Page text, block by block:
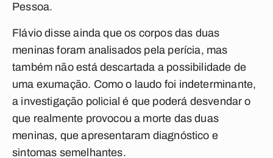
Pessoa.
Flávio disse ainda que os corpos das duas
meninas foram analisados pela perícia, mas
também não está descartada a possibilidade de
uma exumação. Como o laudo foi indeterminante,
a investigação policial é que poderá desvendar o
que realmente provocou a morte das duas
meninas, que apresentaram diagnóstico e
sintomas semelhantes.